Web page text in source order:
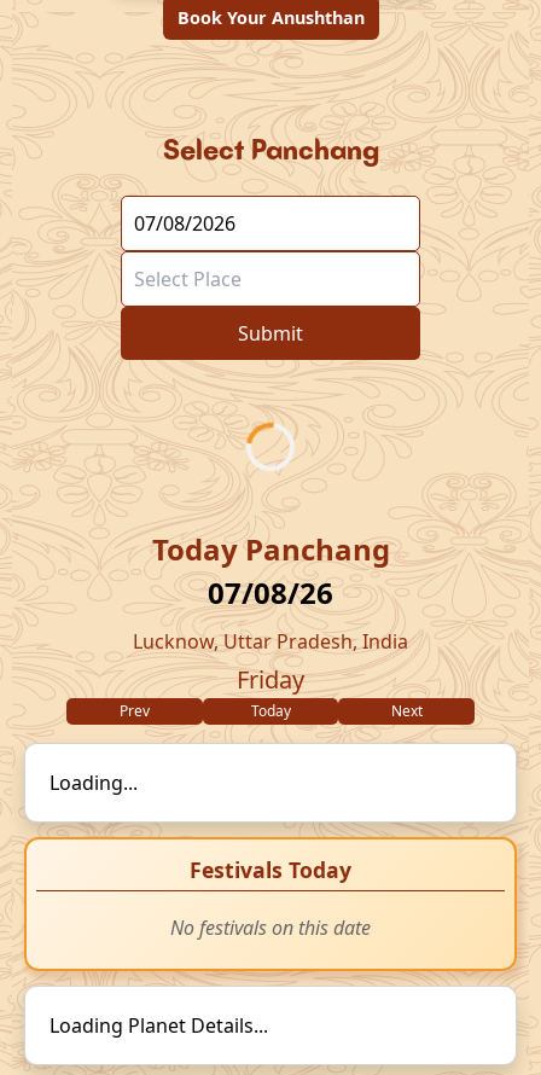
Book Your Anushthan
Select Panchang
Submit
Today Panchang
07/08/26
Lucknow, Uttar Pradesh, India
Friday
Prev Today Next
Loading...
Festivals Today
No festivals on this date
Loading Planet Details...